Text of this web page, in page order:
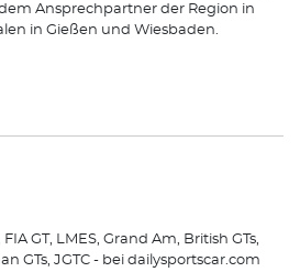
Ansprechpartner der Region in
in Gießen und Wiesbaden.
GT, LMES, Grand Am, British GTs,
GTs, JGTC - bei dailysportscar.com